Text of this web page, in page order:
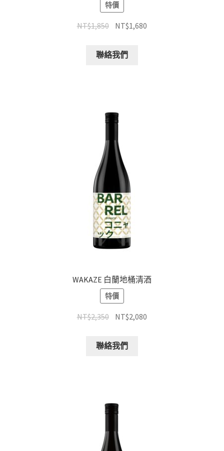
特價
NT$1,850 NT$1,680
聯絡我們
WAKAZE 白蘭地桶清酒
特價
NT$2,350 NT$2,080
聯絡我們